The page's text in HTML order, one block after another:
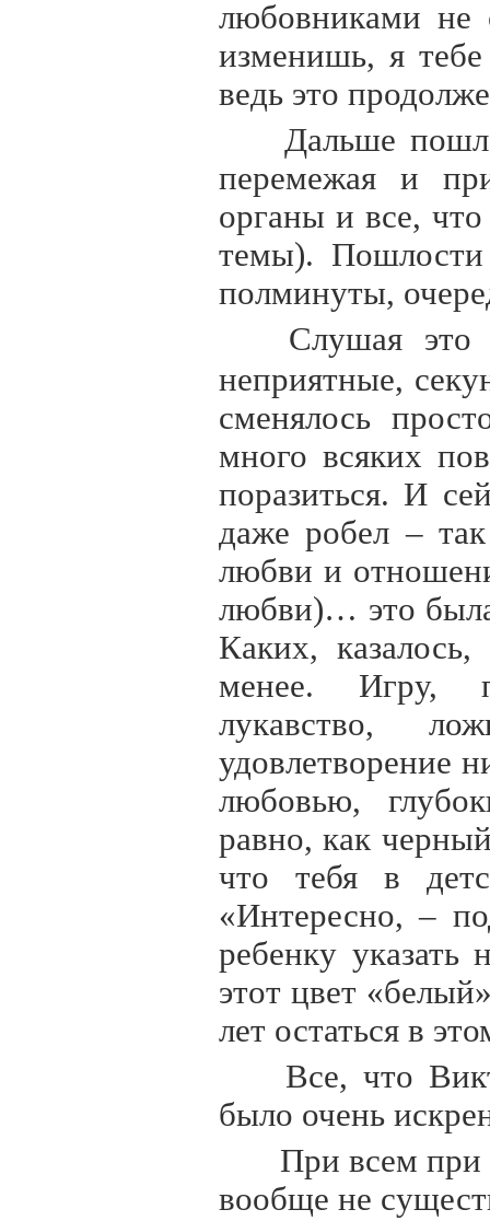
любовниками не
изменишь, я
ведь это
Дальше
перемежая и
органы и все,
темы). Пошлости
полминуты,
Слушая это
неприятные,
сменялось
много всяких
поразиться. И
даже робел –
любви и
любви)… это
Каких,
менее. Игру,
лукавство,
удовлетворение
любовью,
равно, как
что тебя в
«Интересно, –
ребенку
этот цвет
лет остаться в
Все, что
было очень
При всем при
вообще не